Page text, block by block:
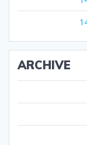
ARCHIVE